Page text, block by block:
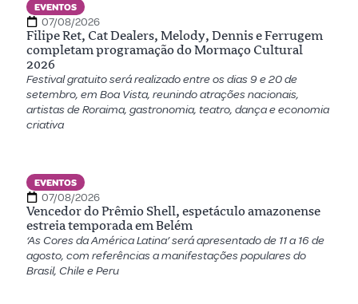
EVENTOS
07/08/2026
Filipe Ret, Cat Dealers, Melody, Dennis e Ferrugem
completam programação do Mormaço Cultural
2026
Festival gratuito será realizado entre os dias 9 e 20 de
setembro, em Boa Vista, reunindo atrações nacionais,
artistas de Roraima, gastronomia, teatro, dança e economia
criativa
EVENTOS
07/08/2026
Vencedor do Prêmio Shell, espetáculo amazonense
estreia temporada em Belém
‘As Cores da América Latina’ será apresentado de 11 a 16 de
agosto, com referências a manifestações populares do
Brasil, Chile e Peru